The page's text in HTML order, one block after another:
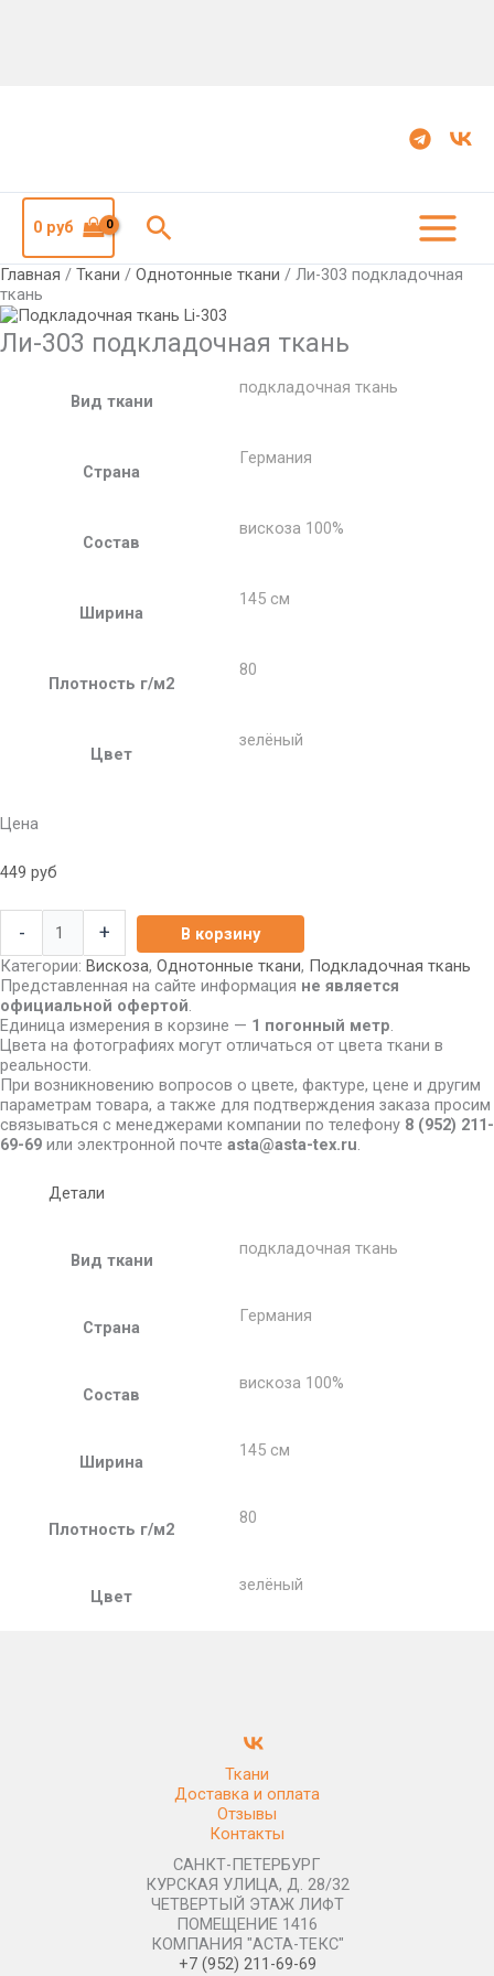
0руб Поиск
Главная / Ткани / Однотонные ткани / Ли-303 подкладочная
ткань
Ли-303 подкладочная ткань
Вид ткани
подкладочная ткань
Страна
Германия
Состав
вискоза 100%
Ширина
145 см
Плотность г/м2
80
Цвет
зелёный
Цена
449 руб
- +
В корзину
Категории: Вискоза, Однотонные ткани, Подкладочная ткань
Представленная на сайте информация не является
официальной офертой.
Единица измерения в корзине — 1 погонный метр.
Цвета на фотографиях могут отличаться от цвета ткани в
реальности.
При возникновению вопросов о цвете, фактуре, цене и другим
параметрам товара, а также для подтверждения заказа просим
связываться с менеджерами компании по телефону 8 (952) 211-
69-69 или электронной почте asta@asta-tex.ru.
Детали
Вид ткани
подкладочная ткань
Страна
Германия
Состав
вискоза 100%
Ширина
145 см
Плотность г/м2
80
Цвет
зелёный
Ткани
Доставка и оплата
Отзывы
Контакты
САНКТ-ПЕТЕРБУРГ
КУРСКАЯ УЛИЦА, Д. 28/32
ЧЕТВЕРТЫЙ ЭТАЖ ЛИФТ
ПОМЕЩЕНИЕ 1416
КОМПАНИЯ "АСТА-ТЕКС"
+7 (952) 211-69-69